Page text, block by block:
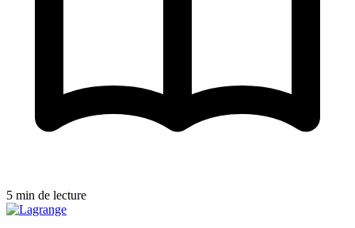
5 min de lecture